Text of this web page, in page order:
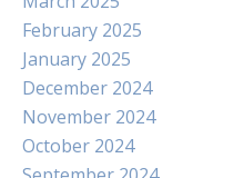
February 2025
January 2025
December 2024
November 2024
October 2024